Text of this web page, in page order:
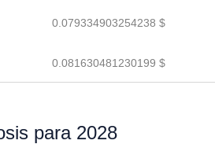
0.079334903254238 $
0.081630481230199 $
para 2028